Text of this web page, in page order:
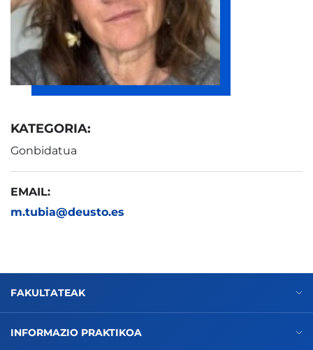
KATEGORIA:
Gonbidatua
EMAIL:
m.tubia@deusto.es
FAKULTATEAK
INFORMAZIO PRAKTIKOA